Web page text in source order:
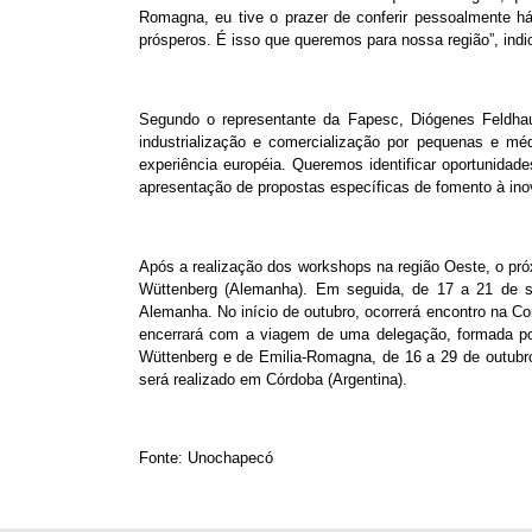
Romagna, eu tive o prazer de conferir pessoalmente
prósperos. É isso que queremos para nossa região”,
Segundo o representante da Fapesc, Diógenes
industrialização e comercialização por pequenas e
experiência européia. Queremos identificar
apresentação de propostas específicas de fomento à
Após a realização dos workshops na região Oeste, o
Wüttenberg (Alemanha). Em seguida, de 17 a 21 de
Alemanha. No início de outubro, ocorrerá encontro na
encerrará com a viagem de uma delegação, formada
Wüttenberg e de Emilia-Romagna, de 16 a 29 de
será realizado em Córdoba (Argentina).
Fonte: Unochapecó